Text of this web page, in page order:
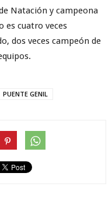
Natación y campeona
es cuatro veces
dos veces campeón de
PUENTE GENIL